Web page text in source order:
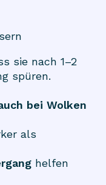
sie nach 1–2
spüren.
bei Wolken
als
helfen